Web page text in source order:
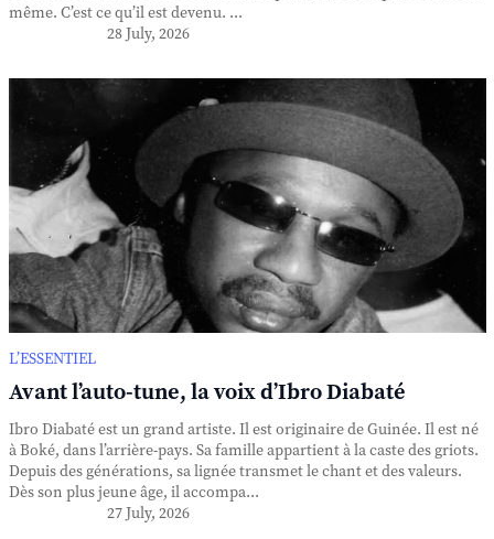
même. C’est ce qu’il est devenu. ...
28 July, 2026
L’ESSENTIEL
Avant l’auto-tune, la voix d’Ibro Diabaté
Ibro Diabaté est un grand artiste. Il est originaire de Guinée. Il est né
à Boké, dans l’arrière-pays. Sa famille appartient à la caste des griots.
Depuis des générations, sa lignée transmet le chant et des valeurs.
Dès son plus jeune âge, il accompa...
27 July, 2026